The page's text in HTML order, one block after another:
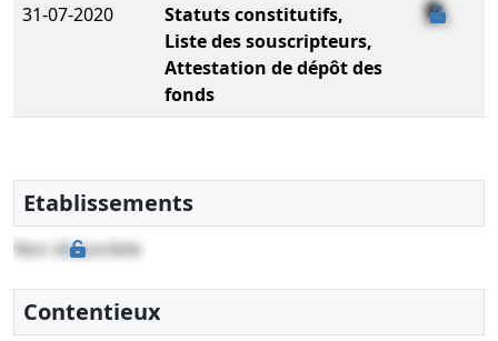
31-07-2020
Statuts constitutifs,
Liste des souscripteurs,
Attestation de dépôt des
fonds
Etablissements
Non disponible
Contentieux